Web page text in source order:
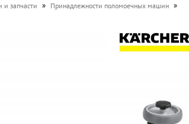
ВОЙТИ
и запчасти » Принадлежности поломоечных машин »